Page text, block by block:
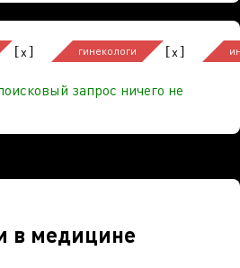
[x] гинекологи [x]
запрос ничего не
в медицине